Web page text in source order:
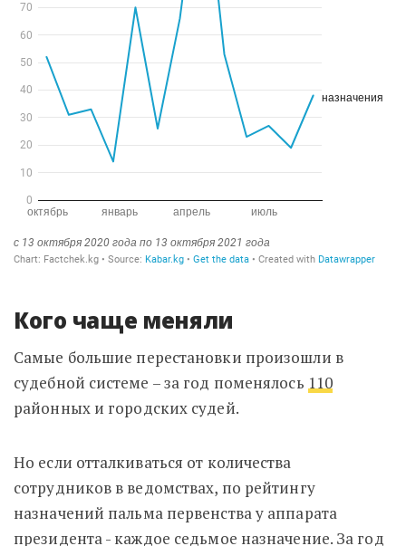
Кого чаще меняли
Самые большие перестановки произошли в
судебной системе – за год поменялось 110
районных и городских судей.
Но если отталкиваться от количества
сотрудников в ведомствах, по рейтингу
назначений пальма первенства у аппарата
президента - каждое седьмое назначение. За год